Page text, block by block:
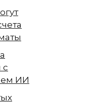
с
ИИ